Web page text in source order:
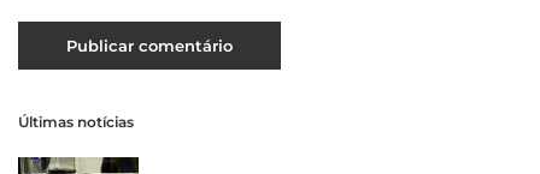
Últimas notícias